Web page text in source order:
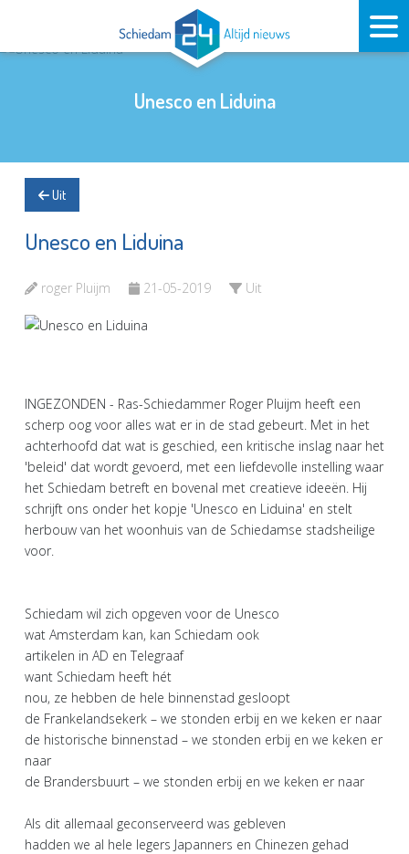
Unesco en Liduina
Uit
Unesco en Liduina
roger Pluijm 21-05-2019 Uit
INGEZONDEN - Ras-Schiedammer Roger Pluijm heeft een
scherp oog voor alles wat er in de stad gebeurt. Met in het
achterhoofd dat wat is geschied, een kritische inslag naar het
'beleid' dat wordt gevoerd, met een liefdevolle instelling waar
het Schiedam betreft en bovenal met creatieve ideeën. Hij
schrijft ons onder het kopje 'Unesco en Liduina' en stelt
herbouw van het woonhuis van de Schiedamse stadsheilige
voor.
Schiedam wil zich opgeven voor de Unesco
wat Amsterdam kan, kan Schiedam ook
artikelen in AD en Telegraaf
want Schiedam heeft hét
nou, ze hebben de hele binnenstad gesloopt
de Frankelandsekerk – we stonden erbij en we keken er naar
de historische binnenstad – we stonden erbij en we keken er
naar
de Brandersbuurt – we stonden erbij en we keken er naar
Als dit allemaal geconserveerd was gebleven
hadden we al hele legers Japanners en Chinezen gehad